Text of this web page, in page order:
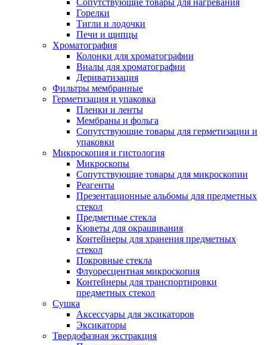
Сопутствующие товары для нагревания
Горелки
Тигли и лодочки
Печи и щипцы
Хроматография
Колонки для хроматографии
Виалы для хроматографии
Дериватизация
Фильтры мембранные
Герметизация и упаковка
Пленки и ленты
Мембраны и фольга
Сопутствующие товары для герметизации и
упаковки
Микроскопия и гистология
Микроскопы
Сопутствующие товары для микроскопии
Реагенты
Презентационные альбомы для предметных
стекол
Предметные стекла
Кюветы для окрашивания
Контейнеры для хранения предметных
стекол
Покровные стекла
Флуоресцентная микроскопия
Контейнеры для транспортировки
предметных стекол
Сушка
Аксессуары для эксикаторов
Эксикаторы
Твердофазная экстракция